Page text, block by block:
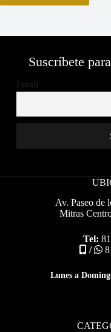
Suscríbete
Email
Av. Paseo de
Mitras
Tel:
/
Lunes a